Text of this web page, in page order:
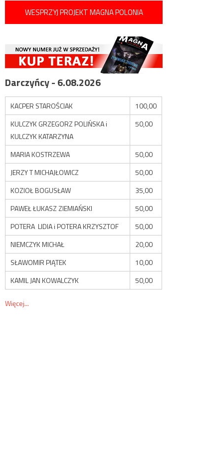
WESPRZYJ PROJEKT MAGNA POLONIA
Darczyńcy - 6.08.2026
KACPER STAROŚCIAK
100,00
KULCZYK GRZEGORZ POLIŃSKA i
KULCZYK KATARZYNA
50,00
MARIA KOSTRZEWA
50,00
JERZY T MICHAJŁOWICZ
50,00
KOZIOŁ BOGUSŁAW
35,00
PAWEŁ ŁUKASZ ZIEMIAŃSKI
50,00
POTERA LIDIA i POTERA KRZYSZTOF
50,00
NIEMCZYK MICHAŁ
20,00
SŁAWOMIR PIĄTEK
10,00
KAMIL JAN KOWALCZYK
50,00
Więcej...